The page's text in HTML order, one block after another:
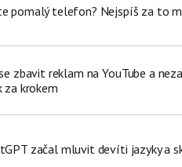
pomalý telefon? Nejspíš za to
zbavit reklam na YouTube a
za krokem
začal mluvit devíti jazyky a